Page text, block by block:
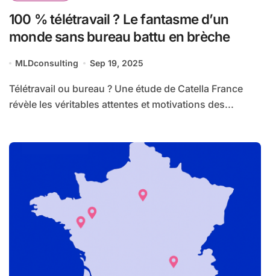
100 % télétravail ? Le fantasme d’un
monde sans bureau battu en brèche
MLDconsulting Sep 19, 2025
Télétravail ou bureau ? Une étude de Catella France
révèle les véritables attentes et motivations des...